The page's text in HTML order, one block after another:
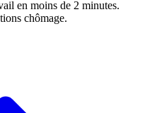
en moins de 2 minutes.
chômage.